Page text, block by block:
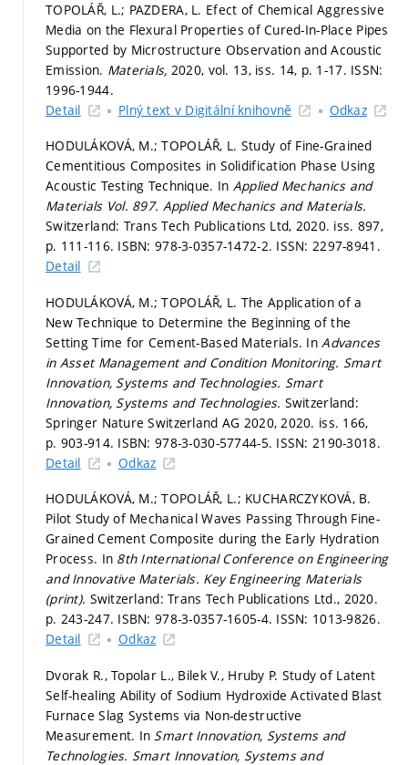
TOPOLÁŘ, L.; PAZDERA, L. Efect of Chemical Aggressive
Media on the Flexural Properties of Cured-In-Place Pipes
Supported by Microstructure Observation and Acoustic
Emission. Materials, 2020, vol. 13, iss. 14, p. 1-17. ISSN:
1996-1944.
Detail
Plný text v Digitální knihovně Odkaz
HODULÁKOVÁ, M.; TOPOLÁŘ, L. Study of Fine-Grained
Cementitious Composites in Solidification Phase Using
Acoustic Testing Technique. In Applied Mechanics and
Materials Vol. 897. Applied Mechanics and Materials.
Switzerland: Trans Tech Publications Ltd, 2020. iss. 897,
p. 111-116. ISBN: 978-3-0357-1472-2. ISSN: 2297-8941.
Detail
HODULÁKOVÁ, M.; TOPOLÁŘ, L. The Application of a
New Technique to Determine the Beginning of the
Setting Time for Cement-Based Materials. InAdvances
in Asset Management and Condition Monitoring. Smart
Innovation, Systems and Technologies. Smart
Innovation, Systems and Technologies. Switzerland:
Springer Nature Switzerland AG 2020, 2020. iss. 166,
p. 903-914. ISBN: 978-3-030-57744-5. ISSN: 2190-3018.
Detail
Odkaz
HODULÁKOVÁ, M.; TOPOLÁŘ, L.; KUCHARCZYKOVÁ, B.
Pilot Study of Mechanical Waves Passing Through Fine-
Grained Cement Composite during the Early Hydration
Process. In 8th International Conference on Engineering
and Innovative Materials. Key Engineering Materials
(print). Switzerland: Trans Tech Publications Ltd., 2020.
p. 243-247. ISBN: 978-3-0357-1605-4. ISSN: 1013-9826.
Detail
Odkaz
Dvorak R., Topolar L., Bilek V., Hruby P. Study of Latent
Self-healing Ability of Sodium Hydroxide Activated Blast
Furnace Slag Systems via Non-destructive
Measurement. In Smart Innovation, Systems and
Technologies. Smart Innovation, Systems and